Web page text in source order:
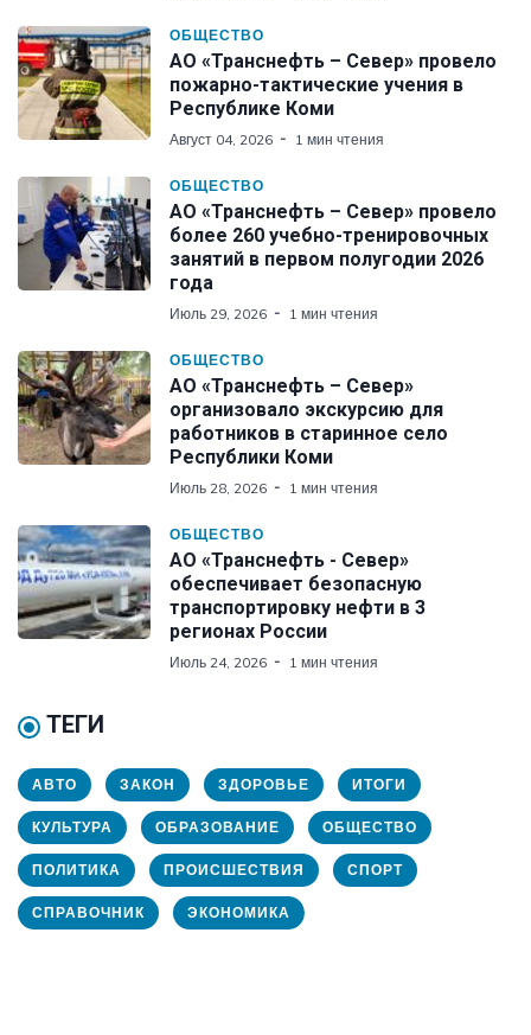
ОБЩЕСТВО
АО «Транснефть – Север» провело
пожарно-тактические учения в
Республике Коми
Август 04, 2026 1 мин чтения
ОБЩЕСТВО
АО «Транснефть – Север» провело
более 260 учебно-тренировочных
занятий в первом полугодии 2026
года
Июль 29, 2026 1 мин чтения
ОБЩЕСТВО
АО «Транснефть – Север»
организовало экскурсию для
работников в старинное село
Республики Коми
Июль 28, 2026 1 мин чтения
ОБЩЕСТВО
АО «Транснефть - Север»
обеспечивает безопасную
транспортировку нефти в 3
регионах России
Июль 24, 2026 1 мин чтения
ТЕГИ
АВТО ЗАКОН ЗДОРОВЬЕ ИТОГИ
КУЛЬТУРА ОБРАЗОВАНИЕ ОБЩЕСТВО
ПОЛИТИКА ПРОИСШЕСТВИЯ СПОРТ
СПРАВОЧНИК ЭКОНОМИКА